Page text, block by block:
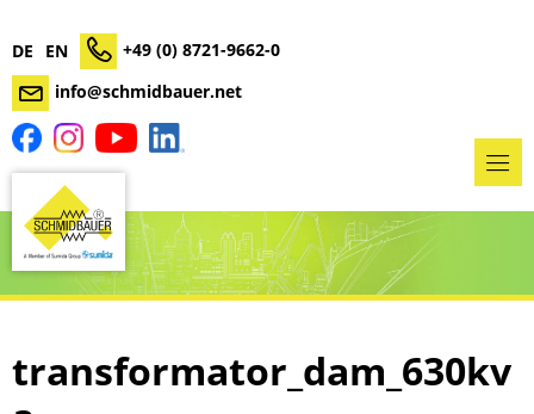
DE EN
+49 (0) 8721-9662-0
info@schmidbauer.net
transformator_dam_630kv